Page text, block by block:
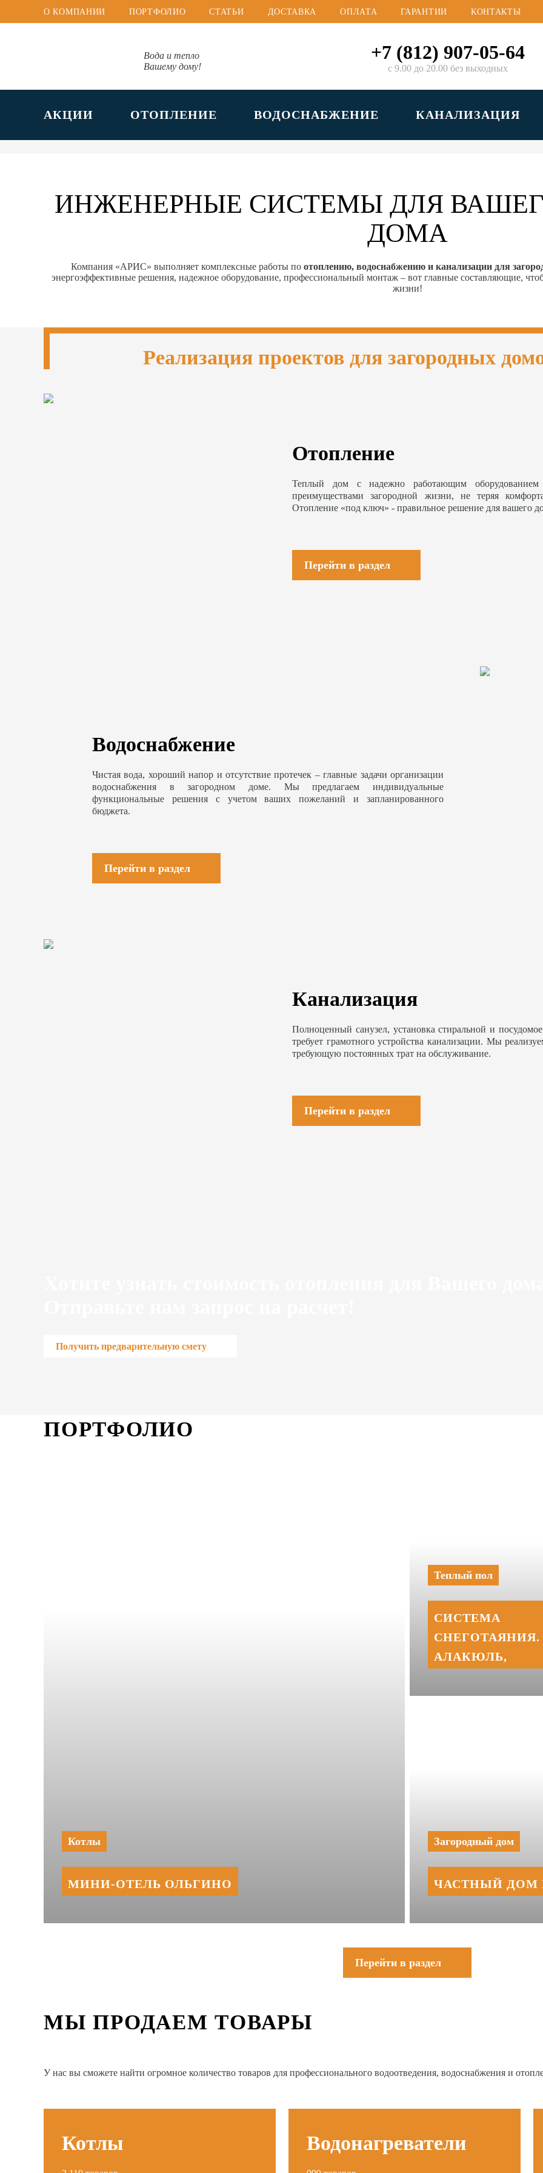
О КОМПАНИИ ПОРТФОЛИО СТАТЬИ ДОСТАВКА ОПЛАТА ГАРАНТИИ КОНТАКТЫ
Вода и тепло
Вашему дому!
+7 (812) 907-05-64
с 9.00 до 20.00 без выходных
АКЦИИ ОТОПЛЕНИЕ ВОДОСНАБЖЕНИЕ КАНАЛИЗАЦИЯ
ИНЖЕНЕРНЫЕ СИСТЕМЫ ДЛЯ
ДОМА
Компания «АРИС» выполняет комплексные работы по отоплению, водоснабжению и канализации для
энергоэффективные решения, надежное оборудование, профессиональный монтаж – вот главные составляющие,
жизни!
Реализация проектов для загородных
Отопление
Теплый дом с надежно работающим оборудованием
преимуществами загородной жизни, не теряя
Отопление «под ключ» - правильное решение для вашего
Перейти в раздел
Водоснабжение
Чистая вода, хороший напор и отсутствие протечек – главные задачи организации
водоснабжения в загородном доме. Мы предлагаем индивидуальные
функциональные решения с учетом ваших пожеланий и запланированного
бюджета.
Перейти в раздел
Канализация
Полноценный санузел, установка стиральной и
требует грамотного устройства канализации. Мы
требующую постоянных трат на обслуживание.
Перейти в раздел
Получить предварительную смету
ПОРТФОЛИО
Котлы
МИНИ‑‏ОТЕЛЬ ОЛЬГИНО
Теплый пол
СИСТЕМА
СНЕГОТАЯНИЯ.
АЛАКЮЛЬ,
Загородный дом
ЧАСТНЫЙ ДОМ
Перейти в раздел
МЫ ПРОДАЕМ ТОВАРЫ
У нас вы сможете найти огромное количество товаров для профессионального водоотведения, водоснабжения и
Котлы Водонагреватели